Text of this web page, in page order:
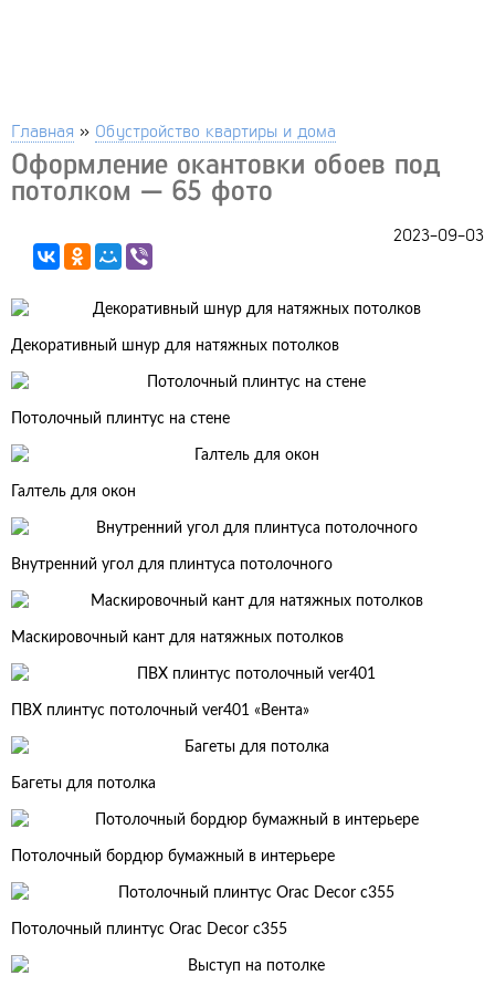
Главная » Обустройство квартиры и дома
Оформление окантовки обоев под
потолком — 65 фото
2023-09-03
Декоративный шнур для натяжных потолков
Потолочный плинтус на стене
Галтель для окон
Внутренний угол для плинтуса потолочного
Маскировочный кант для натяжных потолков
ПВХ плинтус потолочный ver401 «Вента»
Багеты для потолка
Потолочный бордюр бумажный в интерьере
Потолочный плинтус Orac Decor c355